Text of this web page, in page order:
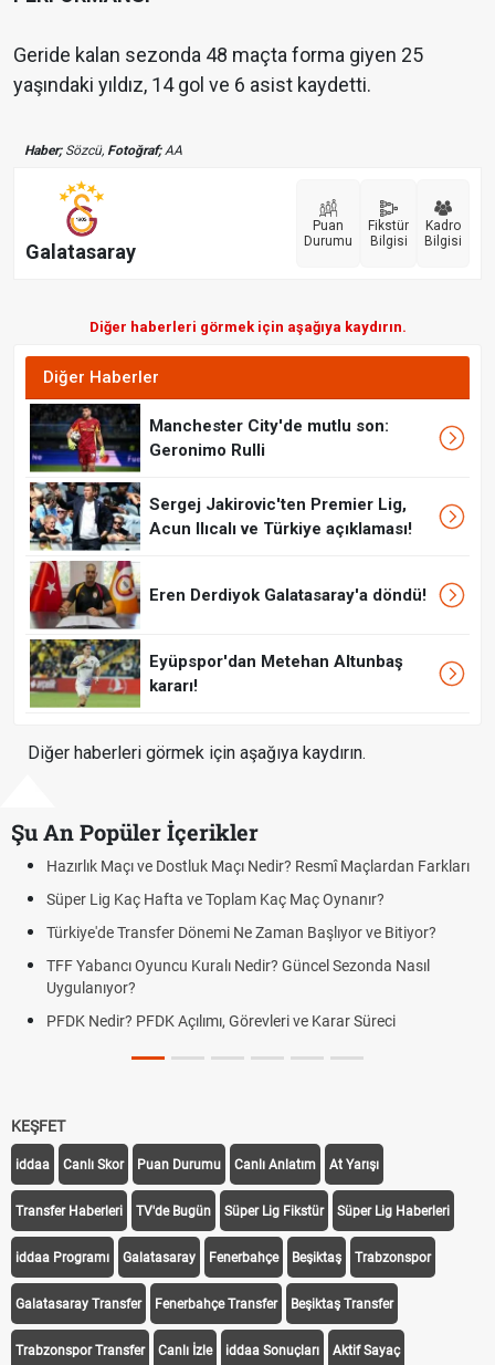
Geride kalan sezonda 48 maçta forma giyen 25
yaşındaki yıldız, 14 gol ve 6 asist kaydetti.
Haber;Sözcü, Fotoğraf;AA
Galatasaray
Puan
Durumu
Fikstür
Bilgisi
Kadro
Bilgisi
Diğer haberleri görmek için aşağıya kaydırın.
Diğer Haberler
Manchester City'de mutlu son:
Geronimo Rulli
Sergej Jakirovic'ten Premier Lig,
Acun Ilıcalı ve Türkiye açıklaması!
Eren Derdiyok Galatasaray'a döndü!
Eyüpspor'dan Metehan Altunbaş
kararı!
Diğer haberleri görmek için aşağıya kaydırın.
Şu An Popüler İçerikler
Hazırlık Maçı ve Dostluk Maçı Nedir? Resmî Maçlardan Farkları
Süper Lig Kaç Hafta ve Toplam Kaç Maç Oynanır?
Türkiye'de Transfer Dönemi Ne Zaman Başlıyor ve Bitiyor?
TFF Yabancı Oyuncu Kuralı Nedir? Güncel Sezonda Nasıl
Uygulanıyor?
PFDK Nedir? PFDK Açılımı, Görevleri ve Karar Süreci
KEŞFET
iddaa Canlı Skor Puan Durumu Canlı Anlatım At Yarışı
Transfer Haberleri TV'de Bugün Süper Lig Fikstür Süper Lig Haberleri
iddaa Programı Galatasaray Fenerbahçe Beşiktaş Trabzonspor
Galatasaray Transfer Fenerbahçe Transfer Beşiktaş Transfer
Trabzonspor Transfer Canlı İzle iddaa Sonuçları Aktif Sayaç